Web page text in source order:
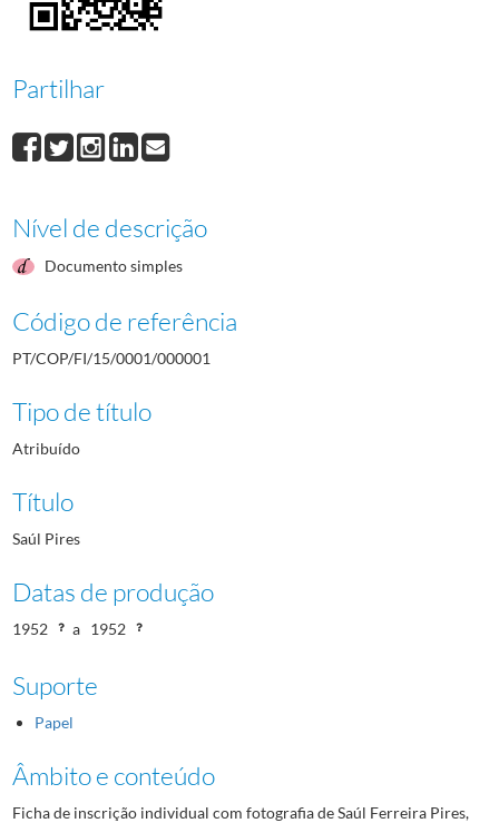
000009Rodrigo Basto
(...)
Partilhar
Nível de descrição
Documento simples
Código de referência
PT/COP/FI/15/0001/000001
Tipo de título
Atribuído
Título
Saúl Pires
Datas de produção
1952 a 1952
Suporte
Papel
Âmbito e conteúdo
Ficha de inscrição individual com fotografia de Saúl Ferreira Pires,